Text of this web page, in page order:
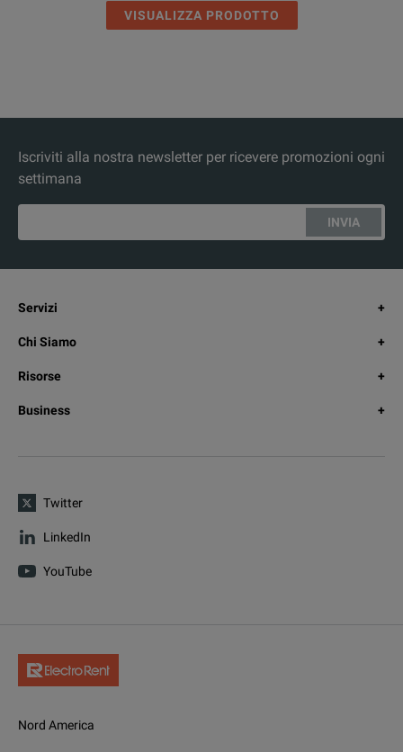
VISUALIZZA PRODOTTO
Iscriviti alla nostra newsletter per ricevere promozioni ogni
settimana
INVIA
Servizi
Chi Siamo
Risorse
Business
Twitter
LinkedIn
YouTube
Nord America